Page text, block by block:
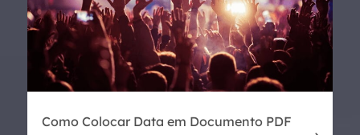
Como Colocar Data em Documento PDF